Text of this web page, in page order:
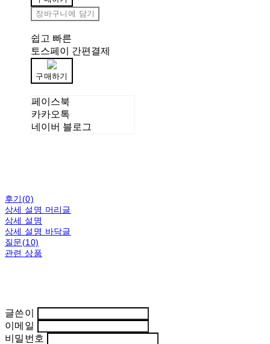
장바구니에 담기
쉽고 빠른
토스페이 간편결제
구매하기
페이스북
카카오톡
네이버 블로그
후기(0)
상세 설명 머리글
상세 설명
상세 설명 바닥글
질문(10)
관련 상품
글쓴이
이메일
비밀번호